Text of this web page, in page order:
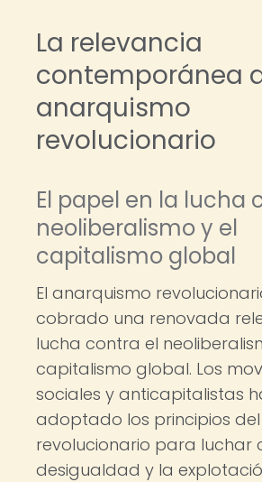
La relevancia
contemporánea
anarquismo
revolucionario
El papel en la lucha
neoliberalismo y el
capitalismo global
El anarquismo
cobrado una renovada
lucha contra el
capitalismo global. Los
sociales y anticapitalistas
adoptado los principios
revolucionario para luchar
desigualdad y la